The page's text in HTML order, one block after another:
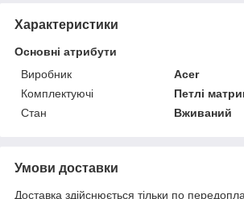
Характеристики
Основні атрибути
Виробник
Acer
Комплектуючі
Петлі
Стан
Вживаний
Умови доставки
Доставка здійснюється тільки по